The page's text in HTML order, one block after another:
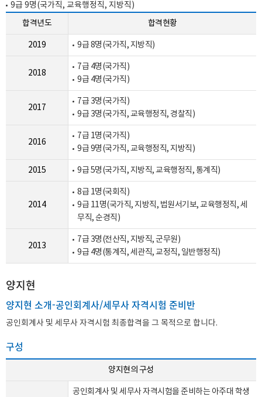
9급 9명(국가직, 교육행정직, 지방직)
합격년도
합격현황
2019 9급 8명(국가직, 지방직)
2018
7급 4명(국가직)
9급 4명(국가직)
2017
7급 3명(국가직)
9급 3명(국가직, 교육행정직, 경찰직)
2016
7급 1명(국가직)
9급 9명(국가직, 교육행정직, 지방직)
2015 9급 5명(국가직, 지방직, 교육행정직, 통계직)
2014
8급 1명(국회직)
9급 11명(국가직, 지방직, 법원서기보, 교육행정직, 세
무직, 순경직)
2013
7급 3명(전산직, 지방직, 군무원)
9급 4명(통계직, 세관직, 교정직, 일반행정직)
양지현
양지현 소개-공인회계사/세무사 자격시험 준비반
공인회계사 및 세무사 자격시험 최종합격을 그 목적으로 합니다.
구성
양지현의 구성
공인회계사 및 세무사 자격시험을 준비하는 아주대 학생